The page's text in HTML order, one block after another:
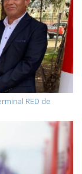
RED de